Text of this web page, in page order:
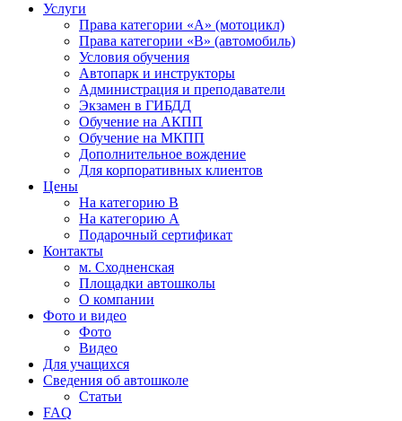
Услуги
Права категории «А» (мотоцикл)
Права категории «В» (автомобиль)
Условия обучения
Автопарк и инструкторы
Администрация и преподаватели
Экзамен в ГИБДД
Обучение на АКПП
Обучение на МКПП
Дополнительное вождение
Для корпоративных клиентов
Цены
На категорию В
На категорию A
Подарочный сертификат
Контакты
м. Сходненская
Площадки автошколы
О компании
Фото и видео
Фото
Видео
Для учащихся
Сведения об автошколе
Статьи
FAQ